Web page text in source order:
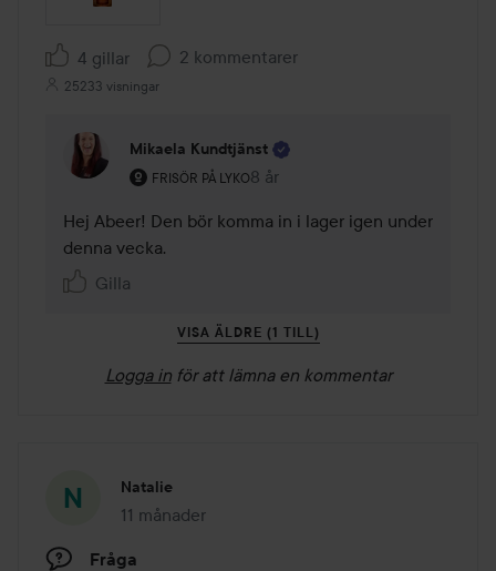
4 gillar 2 kommentarer
25233 visningar
Mikaela Kundtjänst
FRISÖR PÅ LYKO
Användarens roll: Frisör på Lyko.
8 år
Kommentaren lades 8 år
Hej Abeer! Den bör komma in i lager igen under
denna vecka.
Gilla
VISA ÄLDRE (1 TILL)
Logga in för att lämna en kommentar
Natalie
11 månader
Inlägget skapades 11 månader
Fråga